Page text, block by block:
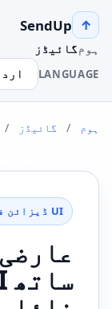
↑
SendUp
ہومگائیڈز
LANGUAGE
ہوم / گائیڈز /
UI ڈیزائن فائلیں شیئر کریں